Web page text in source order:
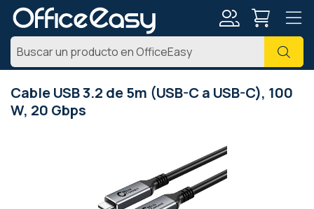
Cable USB 3.2 de 5m (USB-C a USB-C), 100
W, 20 Gbps